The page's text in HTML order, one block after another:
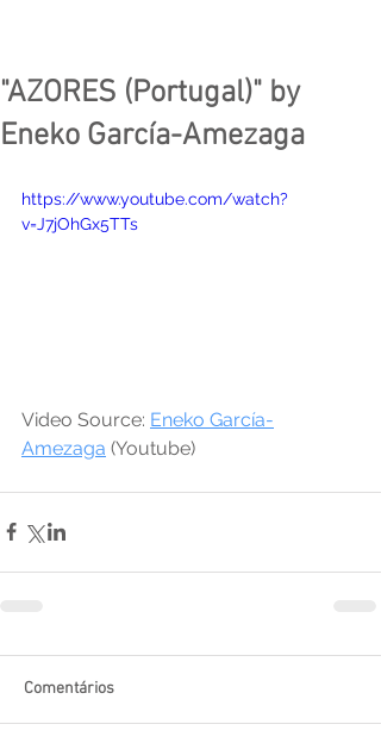
"AZORES (Portugal)" by
Eneko García-Amezaga
https://www.youtube.com/watch?
v=J7jOhGx5TTs
Video Source: Eneko García-
Amezaga (Youtube)
Comentários